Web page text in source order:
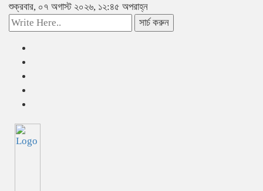
শুক্রবার, ০৭ অগাস্ট ২০২৬, ১২:৪৫ অপরাহ্ন
সার্চ করুন